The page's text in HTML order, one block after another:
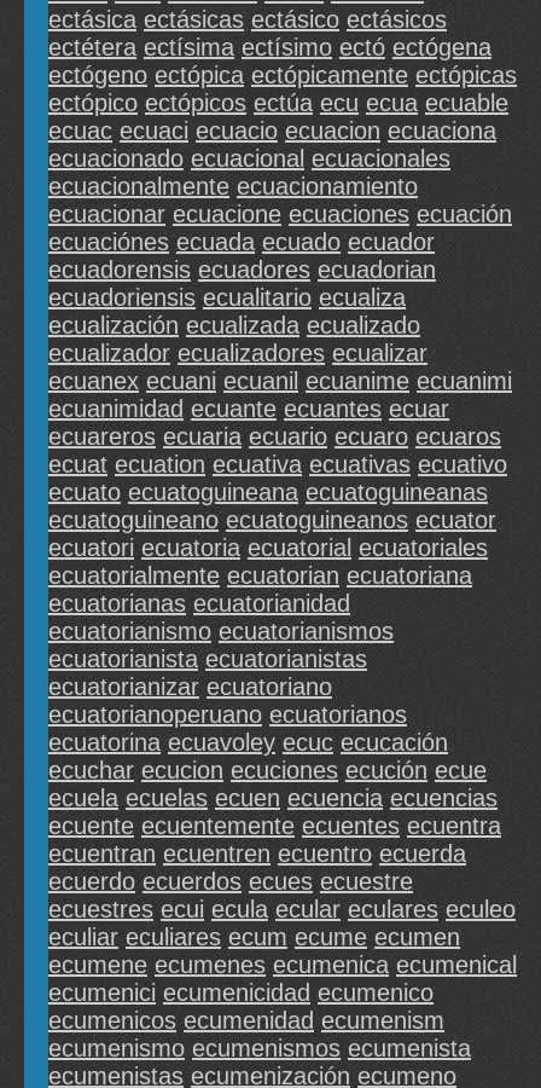
ectásica ectásicas ectásico ectásicos
ectétera ectísima ectísimo ectó ectógena
ectógeno ectópica ectópicamente ectópicas
ectópico ectópicos ectúa ecu ecua ecuable
ecuac ecuaci ecuacio ecuacion ecuaciona
ecuacionado ecuacional ecuacionales
ecuacionalmente ecuacionamiento
ecuacionar ecuacione ecuaciones ecuación
ecuaciónes ecuada ecuado ecuador
ecuadorensis ecuadores ecuadorian
ecuadoriensis ecualitario ecualiza
ecualización ecualizada ecualizado
ecualizador ecualizadores ecualizar
ecuanex ecuani ecuanil ecuanime ecuanimi
ecuanimidad ecuante ecuantes ecuar
ecuareros ecuaria ecuario ecuaro ecuaros
ecuat ecuation ecuativa ecuativas ecuativo
ecuato ecuatoguineana ecuatoguineanas
ecuatoguineano ecuatoguineanos ecuator
ecuatori ecuatoria ecuatorial ecuatoriales
ecuatorialmente ecuatorian ecuatoriana
ecuatorianas ecuatorianidad
ecuatorianismo ecuatorianismos
ecuatorianista ecuatorianistas
ecuatorianizar ecuatoriano
ecuatorianoperuano ecuatorianos
ecuatorina ecuavoley ecuc ecucación
ecuchar ecucion ecuciones ecución ecue
ecuela ecuelas ecuen ecuencia ecuencias
ecuente ecuentemente ecuentes ecuentra
ecuentran ecuentren ecuentro ecuerda
ecuerdo ecuerdos ecues ecuestre
ecuestres ecui ecula ecular eculares eculeo
eculiar eculiares ecum ecume ecumen
ecumene ecumenes ecumenica ecumenical
ecumenici ecumenicidad ecumenico
ecumenicos ecumenidad ecumenism
ecumenismo ecumenismos ecumenista
ecumenistas ecumenización ecumeno